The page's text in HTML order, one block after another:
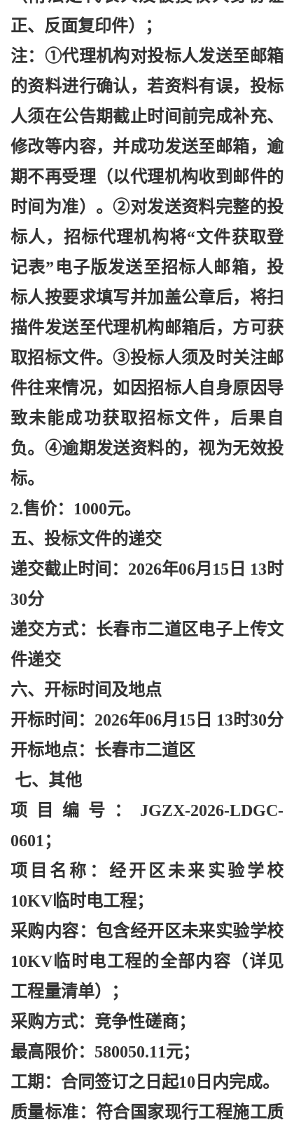
正、反面复印件）；
注： ①代理机构对投标人发送至邮箱
的资料进行确认，若资料有误，投标
人须在公告期截止时间前完成补充、
修改等内容，并成功发送至邮箱，逾
期不再受理（以代理机构收到邮件的
时间为准）。②对发送资料完整的投
标人，招标代理机构将“文件获取登
记表”电子版发送至招标人邮箱，投
标人按要求填写并加盖公章后，将扫
描件发送至代理机构邮箱后，方可获
取招标文件。③投标人须及时关注邮
件往来情况，如因招标人自身原因导
致未能成功获取招标文件，后果自
负。④逾期发送资料的，视为无效投
标。
2.售价：1000元。
五、投标文件的递交
递交截止时间： 2026年06月15日 13时
30分
递交方式：长春市二道区电子上传文
件递交
六、开标时间及地点
开标时间： 2026年06月15日 13时30分
开标地点：长春市二道区
七、其他
项目编号： JGZX-2026-LDGC-
0601；
项目名称：经开区未来实验学校
10KV临时电工程；
采购内容：包含经开区未来实验学校
10KV临时电工程的全部内容（详见
工程量清单）；
采购方式：竞争性磋商；
最高限价： 580050.11元；
工期：合同签订之日起10日内完成。
质量标准：符合国家现行工程施工质